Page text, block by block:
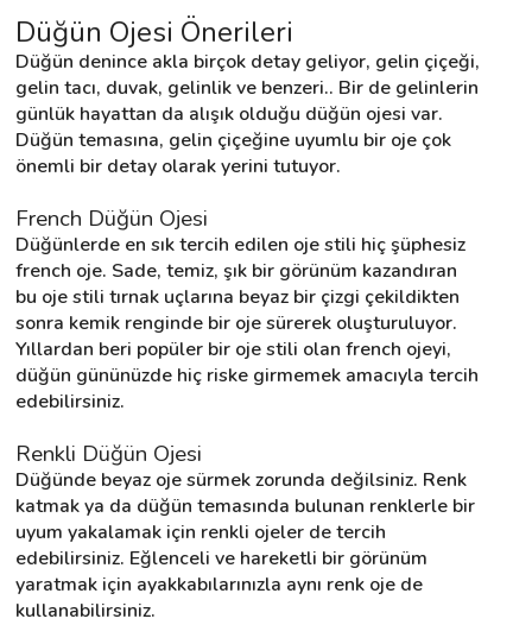
İletişim
Kariyer
Blog
Düğün Ojesi Önerileri
Düğün denince akla birçok detay geliyor, gelin çiçeği,
gelin tacı, duvak, gelinlik ve benzeri.. Bir de gelinlerin
günlük hayattan da alışık olduğu düğün ojesi var.
Düğün temasına, gelin çiçeğine uyumlu bir oje çok
önemli bir detay olarak yerini tutuyor.
French Düğün Ojesi
Düğünlerde en sık tercih edilen oje stili hiç şüphesiz
french oje. Sade, temiz, şık bir görünüm kazandıran
bu oje stili tırnak uçlarına beyaz bir çizgi çekildikten
sonra kemik renginde bir oje sürerek oluşturuluyor.
Yıllardan beri popüler bir oje stili olan french ojeyi,
düğün gününüzde hiç riske girmemek amacıyla tercih
edebilirsiniz.
Renkli Düğün Ojesi
Düğünde beyaz oje sürmek zorunda değilsiniz. Renk
katmak ya da düğün temasında bulunan renklerle bir
uyum yakalamak için renkli ojeler de tercih
edebilirsiniz. Eğlenceli ve hareketli bir görünüm
yaratmak için ayakkabılarınızla aynı renk oje de
kullanabilirsiniz.